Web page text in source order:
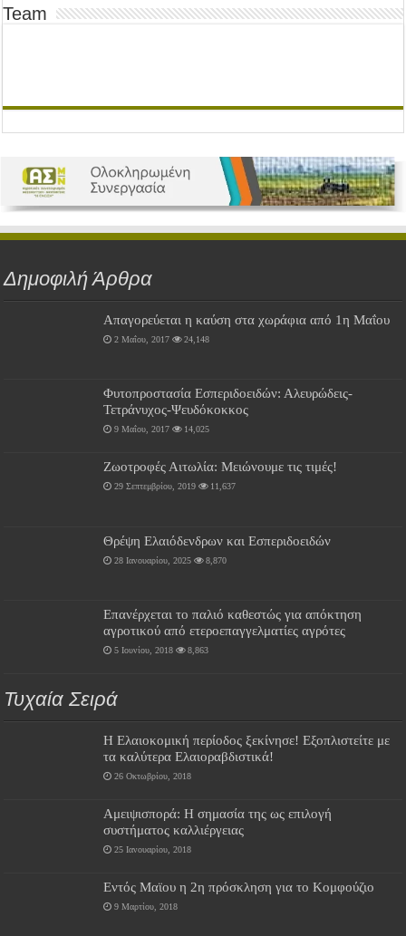
Team
Δημοφιλή Άρθρα
Απαγορεύεται η καύση στα χωράφια από 1η Μαΐου
2 Μαΐου, 2017 24,148
Φυτοπροστασία Εσπεριδοειδών: Αλευρώδεις-
Τετράνυχος-Ψευδόκοκκος
9 Μαΐου, 2017 14,025
Ζωοτροφές Αιτωλία: Μειώνουμε τις τιμές!
29 Σεπτεμβρίου, 2019 11,637
Θρέψη Ελαιόδενδρων και Εσπεριδοειδών
28 Ιανουαρίου, 2025 8,870
Επανέρχεται το παλιό καθεστώς για απόκτηση
αγροτικού από ετεροεπαγγελματίες αγρότες
5 Ιουνίου, 2018 8,863
Τυχαία Σειρά
Η Ελαιοκομική περίοδος ξεκίνησε! Εξοπλιστείτε με
τα καλύτερα Ελαιοραβδιστικά!
26 Οκτωβρίου, 2018
Αμειψισπορά: Η σημασία της ως επιλογή
συστήματος καλλιέργειας
25 Ιανουαρίου, 2018
Εντός Μαϊου η 2η πρόσκληση για το Κομφούζιο
9 Μαρτίου, 2018